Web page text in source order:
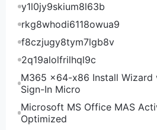
y1l0jy9skium8l63b
rkg8whodi6118owua9
f8czjugy8tym7lgb8v
2q19alolfrilhql9c
M365 x64-x86 Install Wizard
Sign-In Micro
Microsoft MS Office MAS
Optimized